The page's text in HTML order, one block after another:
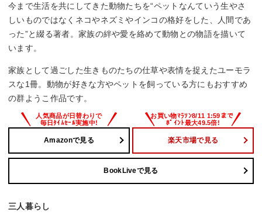
今まで生活を共にしてきた動物たちを“ペットなんていう生やさ
しいものではなくネコやネズミやインコの格好をした、人間であ
った”と綴る著者。家族の絆や愛を絡めて動物との物語を描いて
います。
家族として過ごした生きものたちの仕草や表情を捉えたユーモラ
スな1冊。動物が好きな方やペットを飼っている方にもおすすめ
の群ようこ作品です。
Amazonで見る 楽天市場で見る
BookLiveで見る
三人暮らし